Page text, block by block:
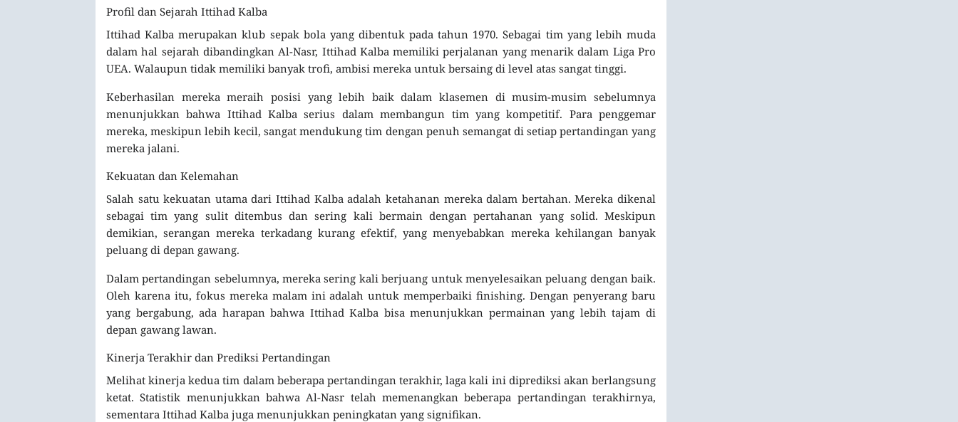
Profil dan Sejarah Ittihad Kalba
Ittihad Kalba merupakan klub sepak bola yang dibentuk pada tahun 1970. Sebagai tim yang lebih muda
dalam hal sejarah dibandingkan Al-Nasr, Ittihad Kalba memiliki perjalanan yang menarik dalam Liga Pro
UEA. Walaupun tidak memiliki banyak trofi, ambisi mereka untuk bersaing di level atas sangat tinggi.
Keberhasilan mereka meraih posisi yang lebih baik dalam klasemen di musim-musim sebelumnya
menunjukkan bahwa Ittihad Kalba serius dalam membangun tim yang kompetitif. Para penggemar
mereka, meskipun lebih kecil, sangat mendukung tim dengan penuh semangat di setiap pertandingan yang
mereka jalani.
Kekuatan dan Kelemahan
Salah satu kekuatan utama dari Ittihad Kalba adalah ketahanan mereka dalam bertahan. Mereka dikenal
sebagai tim yang sulit ditembus dan sering kali bermain dengan pertahanan yang solid. Meskipun
demikian, serangan mereka terkadang kurang efektif, yang menyebabkan mereka kehilangan banyak
peluang di depan gawang.
Dalam pertandingan sebelumnya, mereka sering kali berjuang untuk menyelesaikan peluang dengan baik.
Oleh karena itu, fokus mereka malam ini adalah untuk memperbaiki finishing. Dengan penyerang baru
yang bergabung, ada harapan bahwa Ittihad Kalba bisa menunjukkan permainan yang lebih tajam di
depan gawang lawan.
Kinerja Terakhir dan Prediksi Pertandingan
Melihat kinerja kedua tim dalam beberapa pertandingan terakhir, laga kali ini diprediksi akan berlangsung
ketat. Statistik menunjukkan bahwa Al-Nasr telah memenangkan beberapa pertandingan terakhirnya,
sementara Ittihad Kalba juga menunjukkan peningkatan yang signifikan.